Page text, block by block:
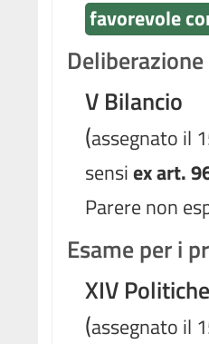
favorevole
V Bilancio
(assegnato il
sensiex art.
Parere non
Esame per i
XIV
(assegnato il